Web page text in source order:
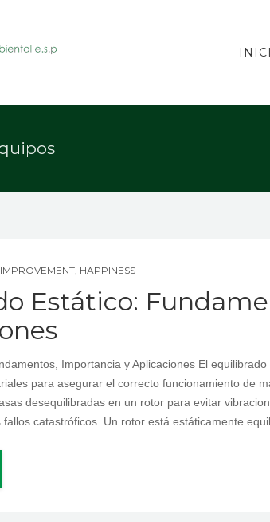
HAPPINESS
Estático:
Importancia y Aplicaciones El
para asegurar el correcto funcionamiento de
desequilibradas en un rotor para evitar
catastróficos. Un rotor está estáticamente